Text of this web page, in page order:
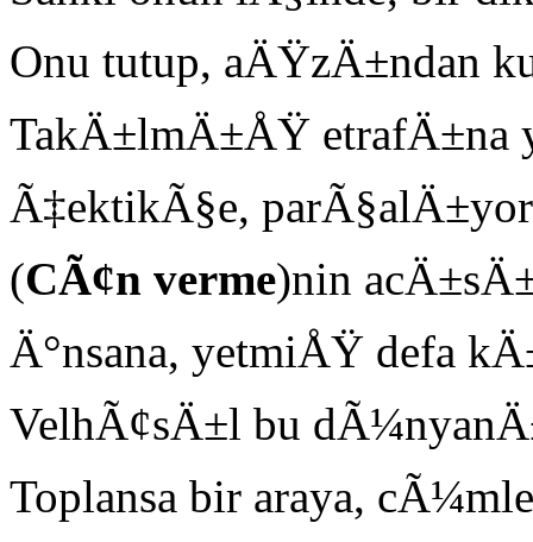
Onu tutup, aÄŸzÄ±ndan
TakÄ±lmÄ±ÅŸ etrafÄ±na
Ã‡ektikÃ§e,
(CÃ¢n verme)nin
Ä°nsana, yetmiÅŸ defa
VelhÃ¢sÄ±l bu
Toplansa bir araya,